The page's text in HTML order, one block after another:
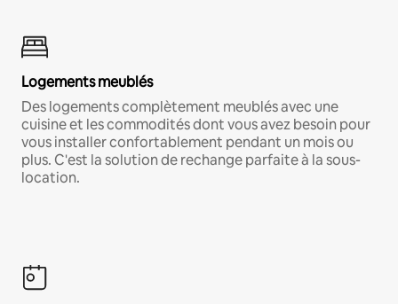
Logements meublés
Des logements complètement meublés avec une
cuisine et les commodités dont vous avez besoin pour
vous installer confortablement pendant un mois ou
plus. C'est la solution de rechange parfaite à la sous-
location.